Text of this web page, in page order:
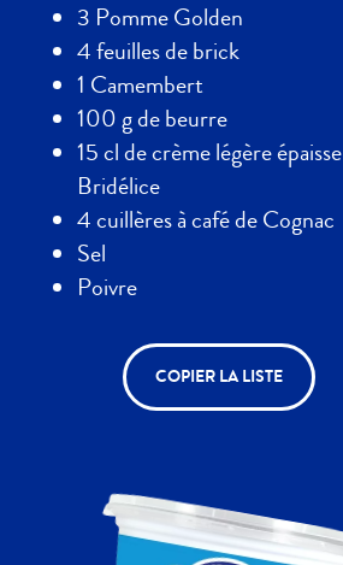
3 Pomme Golden
4 feuilles de brick
1 Camembert
100 g de beurre
15 cl de crème légère épaisse
Bridélice
4 cuillères à café de Cognac
Sel
Poivre
COPIER LA LISTE